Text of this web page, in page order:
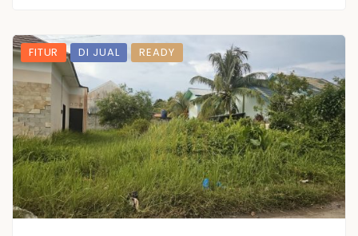
FITUR DI JUAL READY